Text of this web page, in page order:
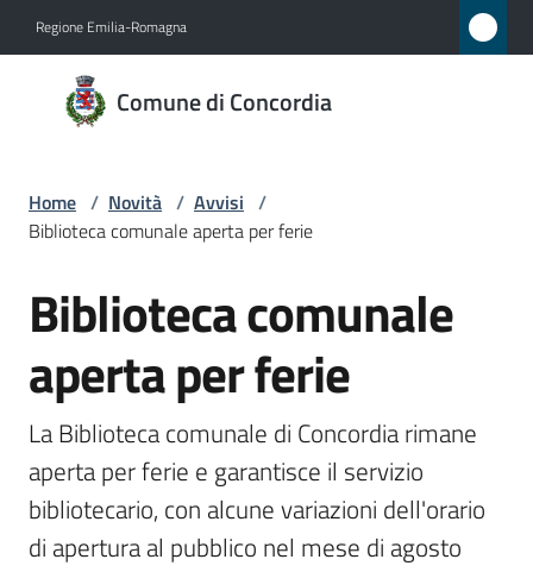
Regione Emilia-Romagna
Comune di Concordia
Comune
di
Novità
Servizi
Vivere
Concordia
Home / Novità / Avvisi /
Biblioteca comunale aperta per ferie
Salta al contenuto
Biblioteca comunale
aperta per ferie
La Biblioteca comunale di Concordia rimane
aperta per ferie e garantisce il servizio
bibliotecario, con alcune variazioni dell'orario
di apertura al pubblico nel mese di agosto